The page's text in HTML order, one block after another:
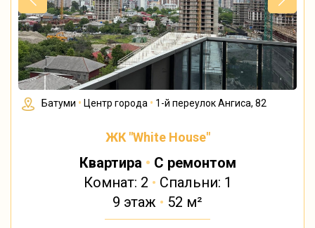
Батуми • Центр города • 1-й переулок Ангиса, 82
ЖК "White House"
Квартира • С ремонтом
Комнат: 2 • Спальни: 1
9 этаж • 52 м²